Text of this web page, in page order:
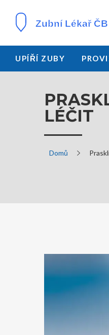
UPÍŘÍ ZUBY
LÉČIT
Domů